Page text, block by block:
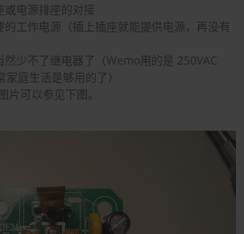
或电源排座的对接
的工作电源（插上插座就能提供电源，再没有
然少不了继电器了（Wemo用的是 250VAC
庭生活是够用的了）
片可以参见下图。